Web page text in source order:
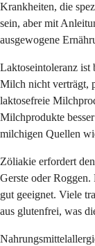
Krankheiten, die
sein, aber mit
ausgewogene
Laktoseintoleranz
Milch nicht verträgt,
laktosefreie
Milchprodukte
milchigen Quellen
Zöliakie erfordert
Gerste oder
gut geeignet. Viele
aus glutenfrei, was